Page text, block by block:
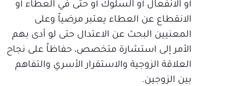
أو الانفعال أو السلوك أو حتى في العطاء أو
الانقطاع عن العطاء يعتبر مرضياً وعلى
المعنيين البحث عن الاعتدال حتى لو أدى بهم
الأمر إلى استشارة متخصص، حفاظاً على نجاح
العلاقة الزوجية والاستقرار الأسري والتفاهم
بين الزوجين.